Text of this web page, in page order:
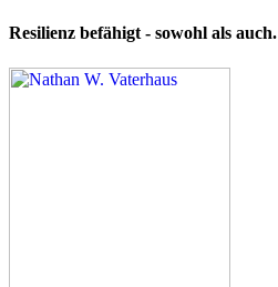
Resilienz befähigt - sowohl als auch.